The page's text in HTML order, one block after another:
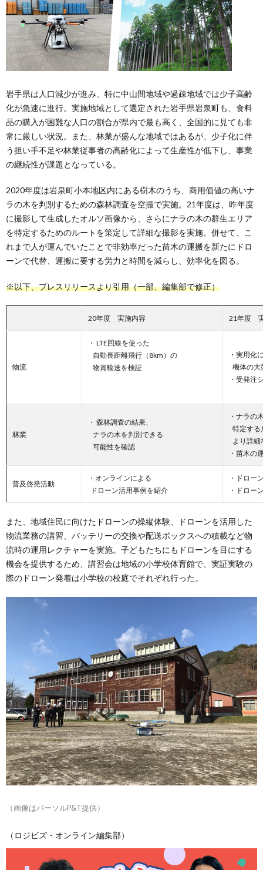
岩手県は人口減少が進み、特に中山間地域や過疎地域では少子高齢
化が急速に進行。実施地域として選定された岩手県岩泉町も、食料
品の購入が困難な人口の割合が県内で最も高く、全国的に見ても非
常に厳しい状況。また、林業が盛んな地域ではあるが、少子化に伴
う担い手不足や林業従事者の高齢化によって生産性が低下し、事業
の継続性が課題となっている。
2020年度は岩泉町小本地区内にある樹木のうち、商用価値の高いナ
ラの木を判別するための森林調査を空撮で実施。21年度は、昨年度
に撮影して生成したオルソ画像から、さらにナラの木の群生エリア
を特定するためのルートを策定して詳細な撮影を実施。併せて、こ
れまで人が運んでいたことで非効率だった苗木の運搬を新たにドロ
ーンで代替、運搬に要する労力と時間を減らし、効率化を図る。
※以下、プレスリリースより引用（一部、編集部で修正）
20年度 実施内容 21年度
物流
・ LTE回線を使った
自動長距離飛行（8km）の
物資輸送を検証
・実用化
機体の大
・受発注
林業
・ 森林調査の結果、
ナラの木を判別できる
可能性を確認
・ナラの
特定する
より詳
・苗木の
普及啓発活動
・オンラインによる
ドローン活用事例を紹介
・ドロー
・ドロー
また、地域住民に向けたドローンの操縦体験、ドローンを活用した
物流業務の講習、バッテリーの交換や配送ボックスへの積載など物
流時の運用レクチャーを実施。子どもたちにもドローンを目にする
機会を提供するため、講習会は地域の小学校体育館で、実証実験の
際のドローン発着は小学校の校庭でそれぞれ行った。
（画像はパーソルP&T提供）
（ロジビズ・オンライン編集部）